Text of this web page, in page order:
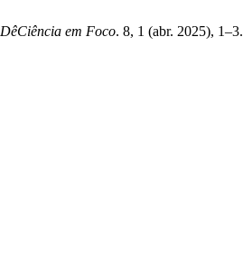
DêCiência em Foco. 8, 1 (abr. 2025), 1–3.